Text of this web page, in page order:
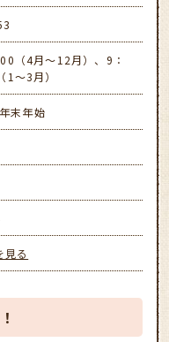
（4月～12月）、9：
～3月）
末年始
見る